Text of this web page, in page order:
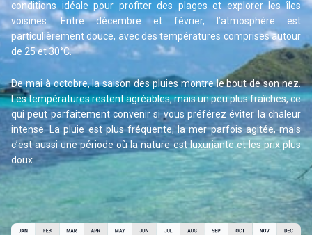
faire du snorkeling, avant de reprendre la route. Une
immersion en douceur dans un mode de vie préservé, bien
loin de l’agitation de Phuket.
Initiation à l’art du batik
Pour les voyageurs les plus créatifs, une belle immersion
vous attend avec cette activité artisanale locale. Le batik
est un art ancestral venu d’Indonésie, et toujours pratiqué
sur l’île. Accompagné d’un artisan, vous découvrirez toutes
les étapes de création de ce tissu unique : du choix du
motif au travail de la cire, jusqu’à l’application des couleurs.
Pinceau à la main, vous dessinerez vos motifs à la cire
chaude avant de les colorer avec des peintures aquarelles.
conditions idéale pour profiter des plages et explorer les îles
voisines. Entre décembre et février, l’atmosphère est
particulièrement douce, avec des températures comprises autour
de 25 et 30°C.
De mai à octobre, la saison des pluies montre le bout de son nez.
Les températures restent agréables, mais un peu plus fraîches, ce
qui peut parfaitement convenir si vous préférez éviter la chaleur
intense. La pluie est plus fréquente, la mer parfois agitée, mais
c’est aussi une période où la nature est luxuriante et les prix plus
doux.